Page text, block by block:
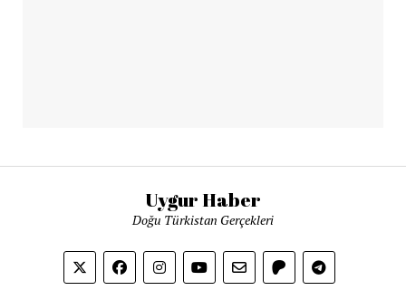
Uygur Haber
Doğu Türkistan Gerçekleri